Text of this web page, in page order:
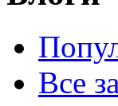
Все